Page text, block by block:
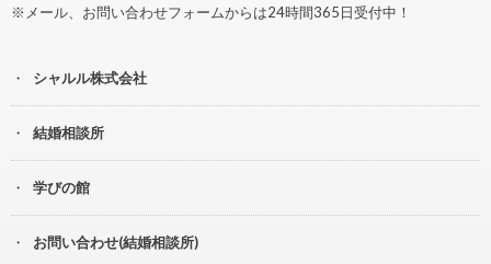
※メール、お問い合わせフォームからは24時間365日受付中！
シャルル株式会社
結婚相談所
学びの館
お問い合わせ(結婚相談所)